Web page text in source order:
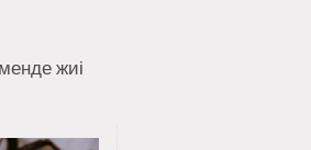
жиі